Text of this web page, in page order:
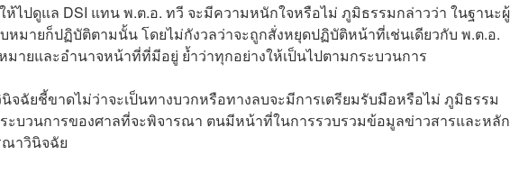
ไปดูแล DSI แทน พ.ต.อ. ทวี จะมีความหนักใจหรือไม่ ภูมิธรรมกล่าวว่า ในฐานะผู้
มายก็ปฏิบัติตามนั้น โดยไม่กังวลว่าจะถูกสั่งหยุดปฏิบัติหน้าที่เช่นเดียวกับ พ.ต.อ.
มายและอำนาจหน้าที่ที่มีอยู่ ย้ำว่าทุกอย่างให้เป็นไปตามกระบวนการ
จฉัยชี้ขาดไม่ว่าจะเป็นทางบวกหรือทางลบจะมีการเตรียมรับมือหรือไม่ ภูมิธรรม
ระบวนการของศาลที่จะพิจารณา ตนมีหน้าที่ในการรวบรวมข้อมูลข่าวสารและหลัก
ณาวินิจฉัย